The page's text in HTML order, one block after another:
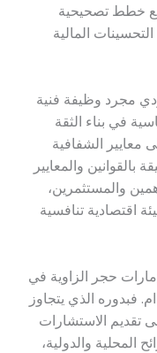
خطط تصحيحية
المالية
مجرد وظيفة فنية
في بناء الثقة
معايير الشفافية
والمعايير
والمستثمرين،
اقتصادية تنافسية
حجر الزاوية في
فبدوره الذي يتجاوز
تقديم الاستشارات
المحلية والدولية،